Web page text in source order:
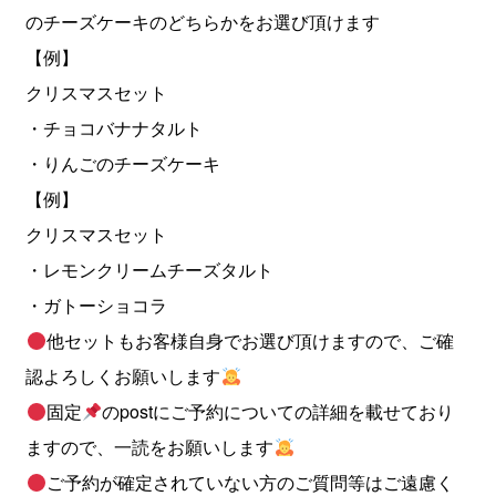
のチーズケーキのどちらかをお選び頂けます
【例】
クリスマスセット
・チョコバナナタルト
・りんごのチーズケーキ
【例】
クリスマスセット
・レモンクリームチーズタルト
・ガトーショコラ
他セットもお客様自身でお選び頂けますので、ご確
認よろしくお願いします
固定
のpostにご予約についての詳細を載せており
ますので、一読をお願いします
ご予約が確定されていない方のご質問等はご遠慮く